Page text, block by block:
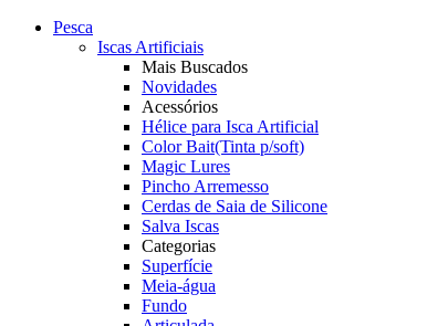
Pesca
Iscas Artificiais
Mais Buscados
Novidades
Acessórios
Hélice para Isca Artificial
Color Bait(Tinta p/soft)
Magic Lures
Pincho Arremesso
Cerdas de Saia de Silicone
Salva Iscas
Categorias
Superfície
Meia-água
Fundo